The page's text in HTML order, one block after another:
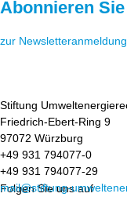
Abonnieren
zur Newsletteranmeldung
Stiftung
Friedrich-Ebert-Ring 9
97072 Würzburg
+49 931 794077-0
+49 931 794077-29
mail@stiftung-
Folgen Sie uns auf